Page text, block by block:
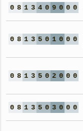
0 8 1 3 4 0 9 0 0 0
0 8 1 3 5 0 1 0 0 0
0 8 1 3 5 0 2 0 0 0
0 8 1 3 5 0 3 0 0 0